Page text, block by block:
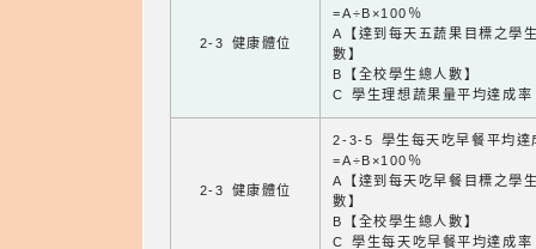
2-3 健康體位
=A÷B×100％
A【達到每天五蔬果目標之學
數】
B【全校學生總人數】
C 學生理想蔬果量平均達成率
2-3 健康體位
2-3-5 學生每天吃早餐平均達
=A÷B×100％
A【達到每天吃早餐目標之學
數】
B【全校學生總人數】
C 學生每天吃早餐平均達成率